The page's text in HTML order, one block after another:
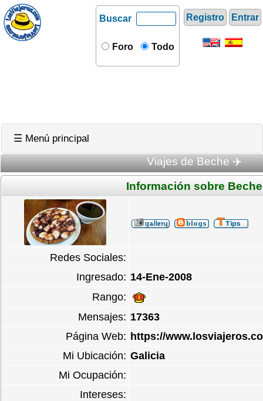
Registro Entrar
Buscar
Foro Todo
☰ Menú principal
Viajes de Beche ✈️
Información sobre Beche
Redes Sociales:
Ingresado: 14-Ene-2008
Rango:
Mensajes: 17363
Página Web: https://
Mi Ubicación: Galicia
Mi Ocupación:
Intereses: